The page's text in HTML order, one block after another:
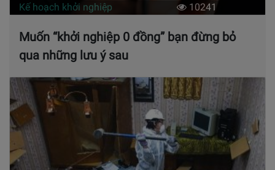
Kế hoạch khởi nghiệp 10241
Muốn “khởi nghiệp 0 đồng” bạn đừng bỏ
qua những lưu ý sau